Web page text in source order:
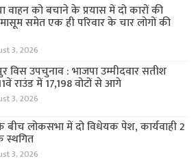
वाहन को बचाने के प्रयास में दो कारों की
समेत एक ही परिवार के चार लोगों की
3, 2026
विस उपचुनाव : भाजपा उम्मीदवार सतीश
राउंड में 17,198 वोटों से आगे
3, 2026
बीच लोकसभा में दो विधेयक पेश, कार्यवाही 2
3, 2026